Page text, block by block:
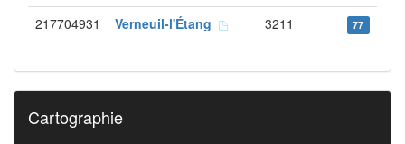
217704931 Verneuil-l'Étang 3211 77
Cartographie